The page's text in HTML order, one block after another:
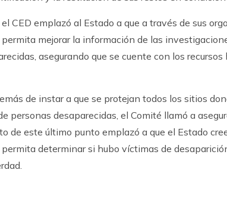
CED emplazó al Estado a que a través de sus
mejorar la información de las
asegurando que se cuente con los
de instar a que se protejan todos los sitios
personas desaparecidas, el Comité llamó a
de este último punto emplazó a que el Estado
determinar si hubo víctimas de